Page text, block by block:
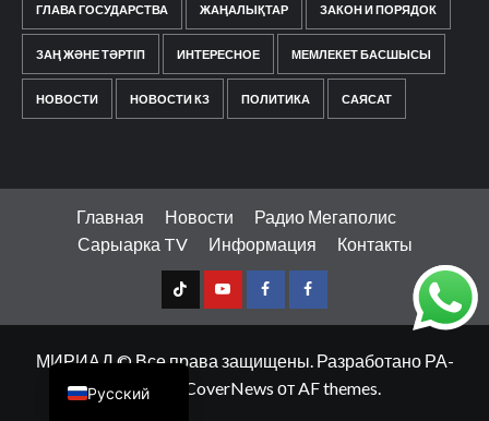
ГЛАВА ГОСУДАРСТВА ЖАҢАЛЫҚТАР ЗАКОН И ПОРЯДОК
ЗАҢ ЖӘНЕ ТӘРТІП ИНТЕРЕСНОЕ МЕМЛЕКЕТ БАСШЫСЫ
НОВОСТИ НОВОСТИ КЗ ПОЛИТИКА САЯСАТ
Главная Новости
Радио Мегаполис
Сарыарка TV
Информация Контакты
TT Youtube
FB1 FB2
МИРИАД © Все права защищены. Разработано РА-
МЕДИА
CoverNews от AF themes.
Русский
Қазақ тілі